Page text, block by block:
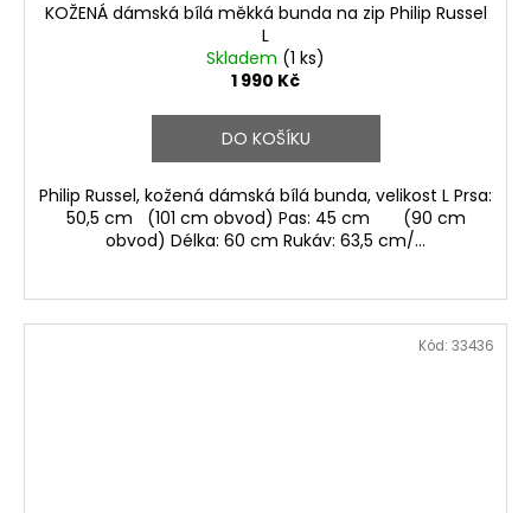
KOŽENÁ dámská bílá měkká bunda na zip Philip Russel
L
Skladem (1 ks)
1 990 Kč
DO KOŠÍKU
Philip Russel, kožená dámská bílá bunda, velikost L Prsa:
50,5 cm (101 cm obvod) Pas: 45 cm (90 cm
obvod) Délka: 60 cm Rukáv: 63,5 cm/...
Kód: 33436